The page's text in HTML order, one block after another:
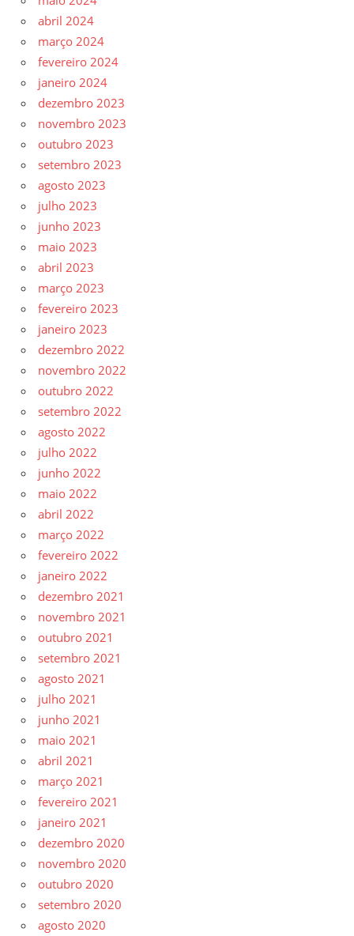
abril 2024
março 2024
fevereiro 2024
janeiro 2024
dezembro 2023
novembro 2023
outubro 2023
setembro 2023
agosto 2023
julho 2023
junho 2023
maio 2023
abril 2023
março 2023
fevereiro 2023
janeiro 2023
dezembro 2022
novembro 2022
outubro 2022
setembro 2022
agosto 2022
julho 2022
junho 2022
maio 2022
abril 2022
março 2022
fevereiro 2022
janeiro 2022
dezembro 2021
novembro 2021
outubro 2021
setembro 2021
agosto 2021
julho 2021
junho 2021
maio 2021
abril 2021
março 2021
fevereiro 2021
janeiro 2021
dezembro 2020
novembro 2020
outubro 2020
setembro 2020
agosto 2020